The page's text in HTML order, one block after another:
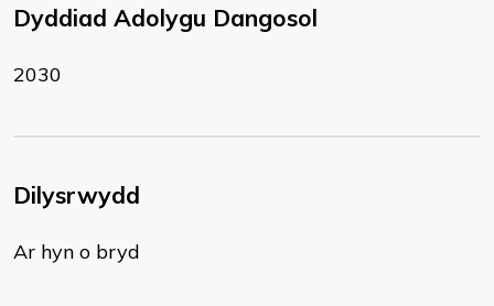
Dyddiad Adolygu Dangosol
2030
Dilysrwydd
Ar hyn o bryd